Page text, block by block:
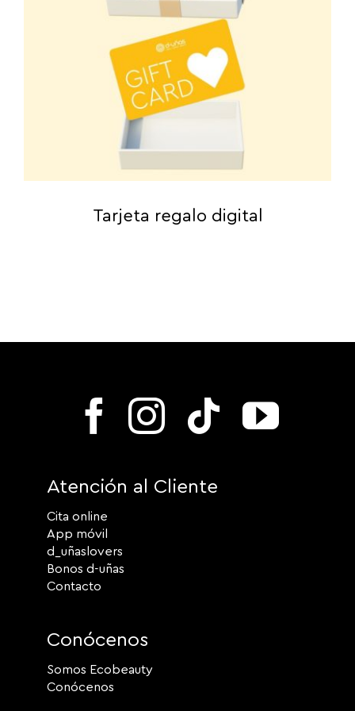
Tarjeta regalo digital
Atención al Cliente
Cita online
App móvil
d_uñaslovers
Bonos d-uñas
Contacto
Conócenos
Somos Ecobeauty
Conócenos